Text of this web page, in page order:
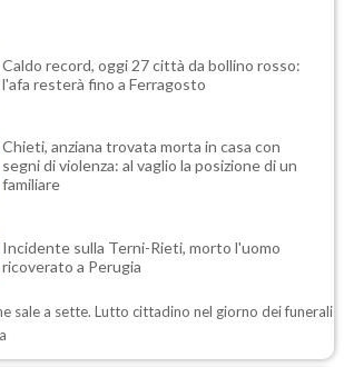
Caldo record, oggi 27 città da bollino rosso:
l'afa resterà fino a Ferragosto
Chieti, anziana trovata morta in casa con
segni di violenza: al vaglio la posizione di un
familiare
Incidente sulla Terni-Rieti, morto l'uomo
ricoverato a Perugia
sale a sette. Lutto cittadino nel giorno dei funerali